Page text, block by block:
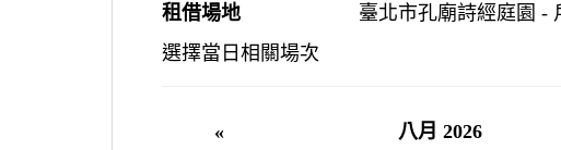
租借場地
臺北市孔廟詩經庭園 -
選擇當日相關場次
« 八月 2026